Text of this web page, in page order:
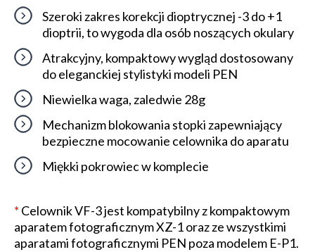
Szeroki zakres korekcji dioptrycznej -3 do +1
dioptrii, to wygoda dla osób noszących okulary
Atrakcyjny, kompaktowy wygląd dostosowany
do eleganckiej stylistyki modeli PEN
Niewielka waga, zaledwie 28g
Mechanizm blokowania stopki zapewniający
bezpieczne mocowanie celownika do aparatu
Miękki pokrowiec w komplecie
* Celownik VF-3 jest kompatybilny z kompaktowym
aparatem fotograficznym XZ-1 oraz ze wszystkimi
aparatami fotograficznymi PEN poza modelem E-P1.